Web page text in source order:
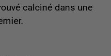
calciné dans une